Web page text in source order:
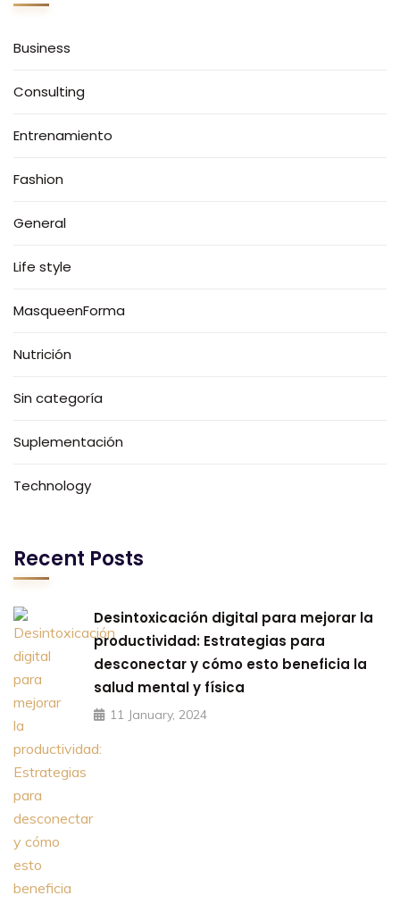
Business
Consulting
Entrenamiento
Fashion
General
Life style
MasqueenForma
Nutrición
Sin categoría
Suplementación
Technology
Recent Posts
Desintoxicación digital para mejorar la
productividad: Estrategias para
desconectar y cómo esto beneficia la
salud mental y física
11 January, 2024